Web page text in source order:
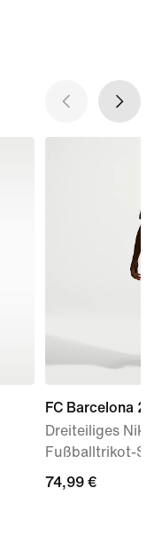
FC Barcelona
Dreiteiliges Nike
Fußballtrikot-
74,99 €
74,99 €